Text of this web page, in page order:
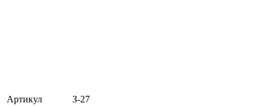
Артикул
З-27